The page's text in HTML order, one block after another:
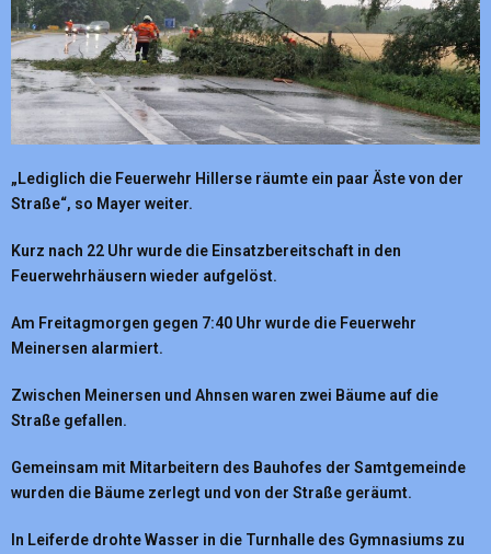
„Lediglich die Feuerwehr Hillerse räumte ein paar Äste von der
Straße“, so Mayer weiter.
Kurz nach 22 Uhr wurde die Einsatzbereitschaft in den
Feuerwehrhäusern wieder aufgelöst.
Am Freitagmorgen gegen 7:40 Uhr wurde die Feuerwehr
Meinersen alarmiert.
Zwischen Meinersen und Ahnsen waren zwei Bäume auf die
Straße gefallen.
Gemeinsam mit Mitarbeitern des Bauhofes der Samtgemeinde
wurden die Bäume zerlegt und von der Straße geräumt.
In Leiferde drohte Wasser in die Turnhalle des Gymnasiums zu